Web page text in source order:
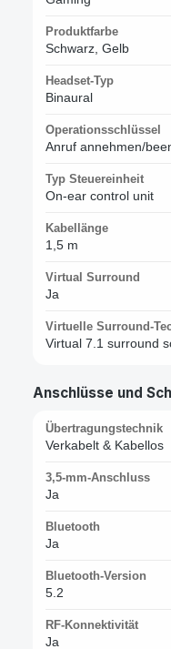
Produktfarbe
Schwarz, Gelb
Headset-Typ
Binaural
Operationsschlüssel
Anruf annehmen/
Typ Steuereinheit
On-ear control unit
Kabellänge
1,5 m
Virtual Surround
Ja
Virtuelle Surround-
Virtual 7.1 surround
Anschlüsse und
Übertragungstechnik
Verkabelt & Kabellos
3,5-mm-Anschluss
Ja
Bluetooth
Ja
Bluetooth-Version
5.2
RF-Konnektivität
Ja